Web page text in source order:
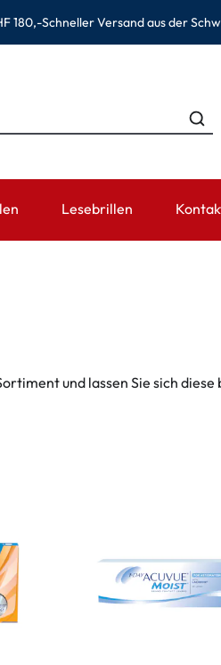
180,-Schneller Versand aus der
Lesebrillen
und lassen Sie sich